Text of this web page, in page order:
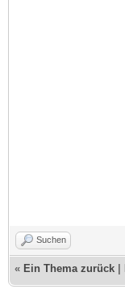
Suchen
« Ein Thema zurück